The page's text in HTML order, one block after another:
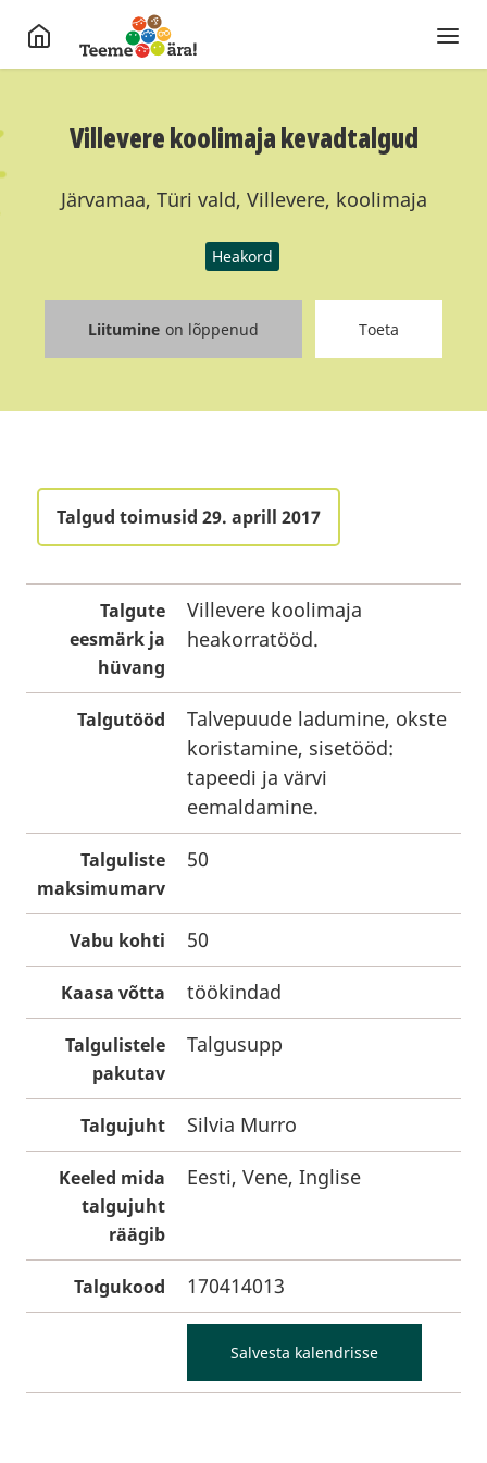
Villevere koolimaja kevadtalgud
Järvamaa, Türi vald, Villevere, koolimaja
Heakord
Liitumine on lõppenud Toeta
Talgud toimusid 29. aprill 2017
Talgute
eesmärk ja
hüvang
Villevere koolimaja
heakorratööd.
Talgutööd
Talvepuude ladumine, okste
koristamine, sisetööd:
tapeedi ja värvi
eemaldamine.
Talguliste
maksimumarv
50
Vabu kohti 50
Kaasa võtta töökindad
Talgulistele
pakutav
Talgusupp
Talgujuht Silvia Murro
Keeled mida
talgujuht
räägib
Eesti, Vene, Inglise
Talgukood 170414013
Salvesta kalendrisse